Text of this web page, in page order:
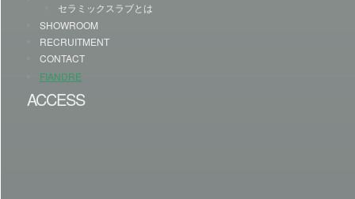
セラミックスラブとは
SHOWROOM
RECRUITMENT
CONTACT
FIANDRE
ACCESS